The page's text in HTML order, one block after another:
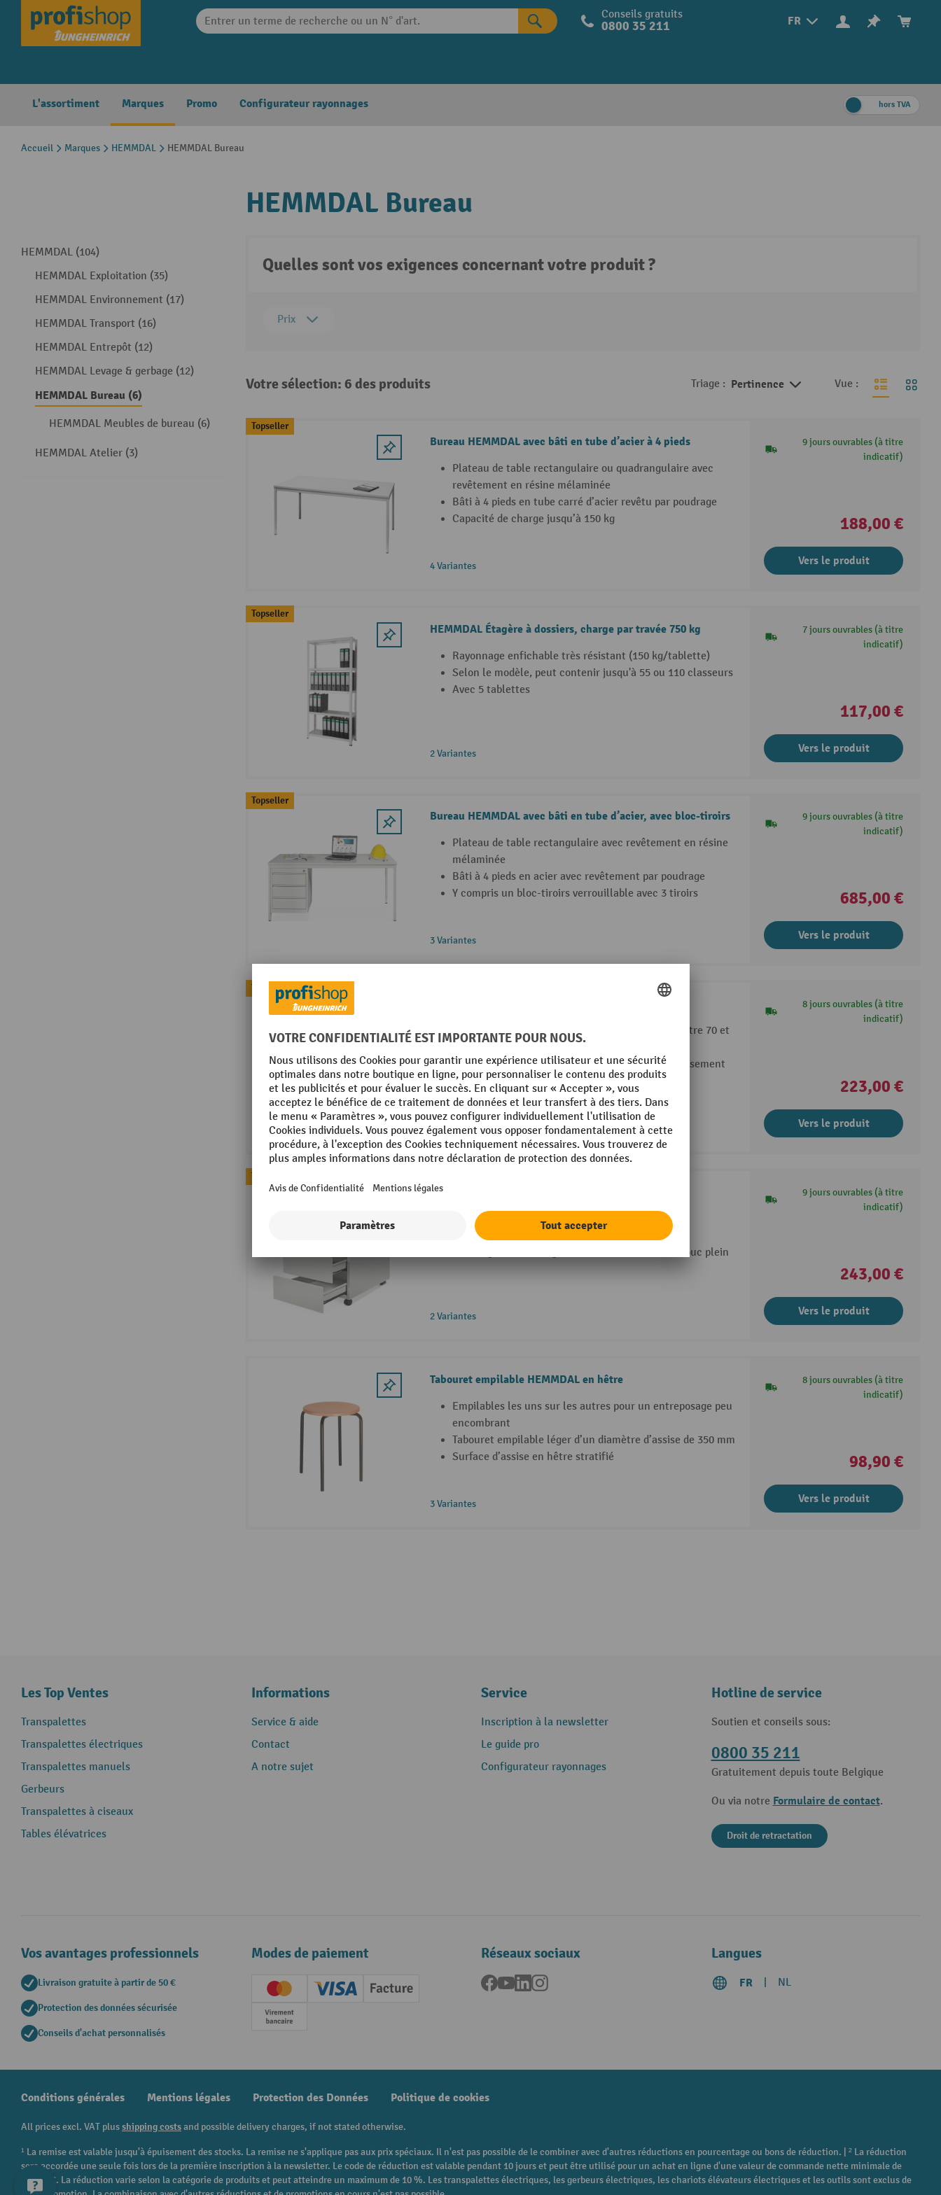
Skip to main navigation FR
Conseils gratuits
0800 35 211
L'assortiment Marques Promo Configurateur rayonnages hors TVA
Accueil Marques HEMMDAL HEMMDAL Bureau
HEMMDAL (104)
HEMMDAL Exploitation (35)
HEMMDAL Environnement (17)
HEMMDAL Transport (16)
HEMMDAL Entrepôt (12)
HEMMDAL Levage & gerbage (12)
HEMMDAL Bureau (6)
HEMMDAL Meubles de bureau (6)
HEMMDAL Atelier (3)
HEMMDAL Bureau
Quelles sont vos exigences concernant votre produit ?
Prix
Votre sélection: 6 des produits Triage : Pertinence Vue :
Topseller
Bureau HEMMDAL avec bâti en tube d’acier à 4 pieds
Plateau de table rectangulaire ou quadrangulaire avec
revêtement en résine mélaminée
Bâti à 4 pieds en tube carré d’acier revêtu par poudrage
Capacité de charge jusqu’à 150 kg
4 Variantes
9 jours ouvrables (à titre
indicatif)
188,00 €
Vers le produit
Topseller
HEMMDAL Étagère à dossiers, charge par travée 750 kg
Rayonnage enfichable très résistant (150 kg/tablette)
Selon le modèle, peut contenir jusqu'à 55 ou 110 classeurs
Avec 5 tablettes
2 Variantes
7 jours ouvrables (à titre
indicatif)
117,00 €
Vers le produit
Topseller
Bureau HEMMDAL avec bâti en tube d’acier, avec bloc-tiroirs
Plateau de table rectangulaire avec revêtement en résine
mélaminée
Bâti à 4 pieds en acier avec revêtement par poudrage
Y compris un bloc-tiroirs verrouillable avec 3 tiroirs
3 Variantes
9 jours ouvrables (à titre
indicatif)
685,00 €
Vers le produit
Topseller
Hauteur réglable en continu par ressort à gaz (entre 70 et
Technologie d'amortisseur à ressort pour un abaissement
en douceur et délicat
Stable même à hauteur maximale
2 Variantes
8 jours ouvrables (à titre
indicatif)
223,00 €
Vers le produit
Topseller
HEMMDAL Conteneur à roulettes en acier
Conteneur à tiroirs en acier revêtu par poudrage
3 tiroirs avec rails télescopiques
Mobile grâce à ses 4 galets directeur en caoutchouc plein
2 Variantes
9 jours ouvrables (à titre
indicatif)
243,00 €
Vers le produit
Tabouret empilable HEMMDAL en hêtre
Empilables les uns sur les autres pour un entreposage peu
encombrant
Tabouret empilable léger d’un diamètre d’assise de 350 mm
Surface d’assise en hêtre stratifié
3 Variantes
8 jours ouvrables (à titre
indicatif)
98,90 €
Vers le produit
Les Top Ventes
Transpalettes
Transpalettes électriques
Transpalettes manuels
Gerbeurs
Transpalettes à ciseaux
Tables élévatrices
Informations
Service & aide
Contact
A notre sujet
Service
Inscription à la newsletter
Le guide pro
Configurateur rayonnages
Hotline de service
Soutien et conseils sous:
0800 35 211
Gratuitement depuis toute Belgique
Ou via notre Formulaire de contact.
Droit de retractation
Vos avantages professionnels
Livraison gratuite à partir de 50 €
Protection des données sécurisée
Conseils d'achat personnalisés
Modes de paiement
Creditcard (Master)Creditcard (Visa)
Facture
Paiement anticipé
Réseaux sociaux
Facebook
YouTubeLinkedInInstagram
Langues
FR NL
Conditions générales Mentions légales Protection des Données Politique de cookies
All prices excl. VAT plusshipping costsand possible delivery charges, if not stated otherwise.
¹ La remise est valable jusqu'à épuisement des stocks. La remise ne s'applique pas aux prix spéciaux. Il n'est pas possible de le combiner avec d'autres réductions en pourcentage ou bons de réduction. | ² La réduction
sera accordée une seule fois lors de la première inscription à la newsletter. Le code de réduction est valable pendant 10 jours et peut être utilisé pour un achat en ligne d'une valeur de commande nette minimale de
250,00 €. La réduction varie selon la catégorie de produits et peut atteindre un maximum de 10 %. Les transpalettes électriques, les gerbeurs électriques, les chariots élévateurs électriques et les outils sont exclus de